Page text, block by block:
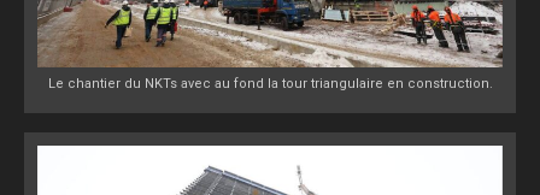
Le chantier du NKTs avec au fond la tour triangulaire en construction.